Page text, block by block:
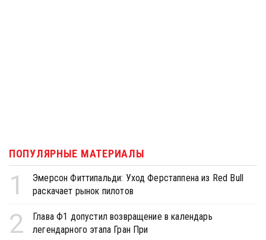
ПОПУЛЯРНЫЕ МАТЕРИАЛЫ
1
Эмерсон Фиттипальди: Уход Ферстаппена из Red Bull
раскачает рынок пилотов
2
Глава Ф1 допустил возвращение в календарь
легендарного этапа Гран При